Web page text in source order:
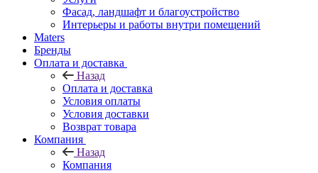
Фасад, ландшафт и благоустройство
Интерьеры и работы внутри помещений
Maters
Бренды
Оплата и доставка
Назад
Оплата и доставка
Условия оплаты
Условия доставки
Возврат товара
Компания
Назад
Компания